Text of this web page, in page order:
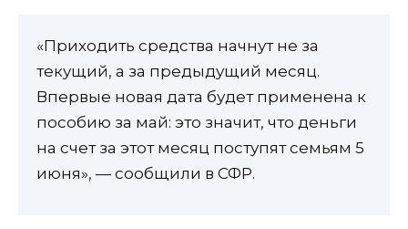
«Приходить средства начнут не за
текущий, а за предыдущий месяц.
Впервые новая дата будет применена к
пособию за май: это значит, что деньги
на счет за этот месяц поступят семьям 5
июня», — сообщили в СФР.